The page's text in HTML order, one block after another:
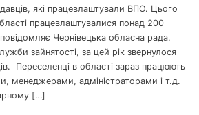
які працевлаштували ВПО. Цього
працевлаштувалися понад 200
Чернівецька обласна рада.
зайнятості, за цей рік звернулося
Переселенці в області зараз працюють
менеджерами, адміністраторами і т.д.
[…]